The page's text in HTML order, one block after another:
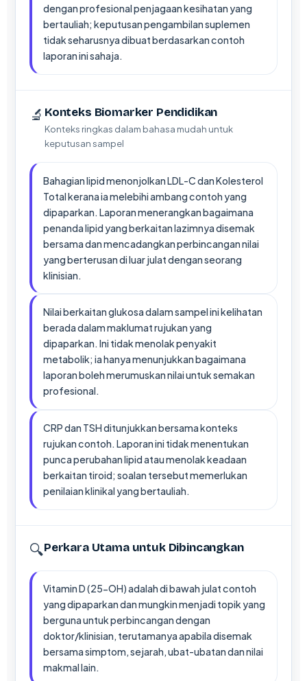
dengan profesional penjagaan kesihatan yang
bertauliah; keputusan pengambilan suplemen
tidak seharusnya dibuat berdasarkan contoh
laporan ini sahaja.
🔬 Konteks Biomarker Pendidikan
Konteks ringkas dalam bahasa mudah untuk
keputusan sampel
Bahagian lipid menonjolkan LDL-C dan Kolesterol
Total kerana ia melebihi ambang contoh yang
dipaparkan. Laporan menerangkan bagaimana
penanda lipid yang berkaitan lazimnya disemak
bersama dan mencadangkan perbincangan nilai
yang berterusan di luar julat dengan seorang
klinisian.
Nilai berkaitan glukosa dalam sampel ini kelihatan
berada dalam maklumat rujukan yang
dipaparkan. Ini tidak menolak penyakit
metabolik; ia hanya menunjukkan bagaimana
laporan boleh merumuskan nilai untuk semakan
profesional.
CRP dan TSH ditunjukkan bersama konteks
rujukan contoh. Laporan ini tidak menentukan
punca perubahan lipid atau menolak keadaan
berkaitan tiroid; soalan tersebut memerlukan
penilaian klinikal yang bertauliah.
🔍Perkara Utama untuk Dibincangkan
Vitamin D (25-OH) adalah di bawah julat contoh
yang dipaparkan dan mungkin menjadi topik yang
berguna untuk perbincangan dengan
doktor/klinisian, terutamanya apabila disemak
bersama simptom, sejarah, ubat-ubatan dan nilai
makmal lain.